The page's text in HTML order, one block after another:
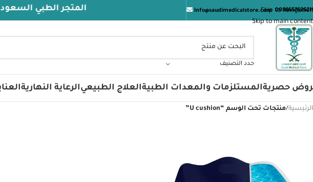
Skip to navigation
Skip to main content
info@saudimedicalstore.com المتجر الطبي السعودي
حدد التصنيف
حصريةالمستلزمات والمعدات الطبيةالعلاج الطبيعيالرعاية النهارية
الرئيسية/منتجات تحت الوسم “U cushion”